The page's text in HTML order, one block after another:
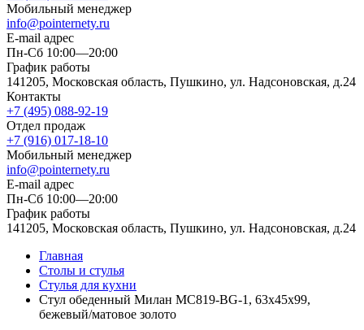
Мобильный менеджер
info@pointernety.ru
E-mail адрес
Пн-Сб 10:00—20:00
График работы
141205, Московская область, Пушкино, ул. Надсоновская, д.24
Контакты
+7 (495) 088-92-19
Отдел продаж
+7 (916) 017-18-10
Мобильный менеджер
info@pointernety.ru
E-mail адрес
Пн-Сб 10:00—20:00
График работы
141205, Московская область, Пушкино, ул. Надсоновская, д.24
Главная
Столы и стулья
Стулья для кухни
Стул обеденный Милан MC819-BG-1, 63х45х99,
бежевый/матовое золото